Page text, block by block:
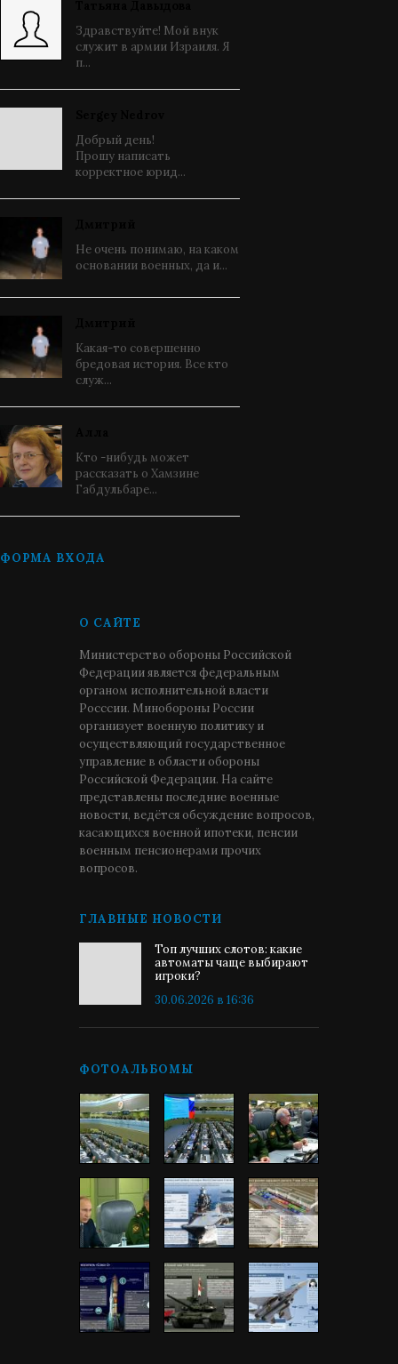
Здравствуйте! Мой внук
служит в армии Израиля. Я
п...
Добрый день!
Прошу написать
корректное юрид...
Не очень понимаю, на каком
основании военных, да и...
Какая-то совершенно
бредовая история. Все кто
служ...
Кто -нибудь может
рассказать о Хамзине
Габдульбаре...
ФОРМА ВХОДА
О САЙТЕ
Министерство обороны Российской
Федерации является федеральным
органом исполнительной власти
Росссии. Минобороны России
организует военную политику и
осуществляющий государственное
управление в области обороны
Российской Федерации. На сайте
представлены последние военные
новости, ведётся обсуждение вопросов,
касающихся военной ипотеки, пенсии
военным пенсионерами прочих
вопросов.
ГЛАВНЫЕ НОВОСТИ
Топ лучших слотов: какие
автоматы чаще выбирают
игроки?
30.06.2026 в 16:36
ФОТОАЛЬБОМЫ